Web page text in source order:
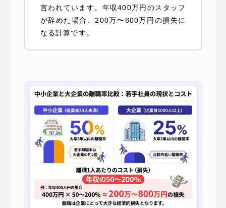
言われています。年収400万円のスタッフ
が辞めた場合、200万〜800万円の損失に
なる計算です。